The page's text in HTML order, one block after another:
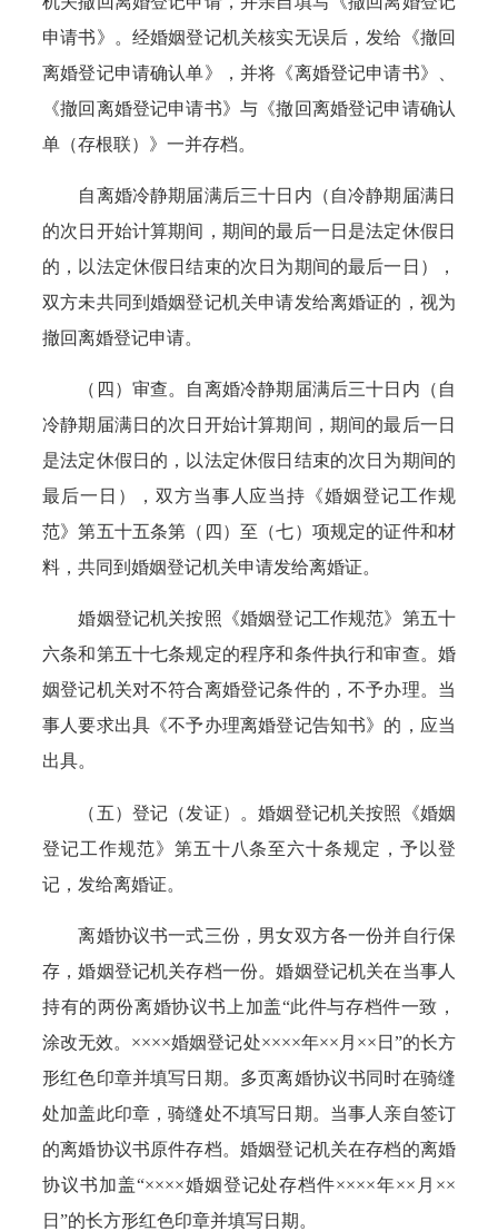
申请书》。经婚姻登记机关核实无误后，发给《撤回
离婚登记申请确认单》，并将《离婚登记申请书》、
《撤回离婚登记申请书》与《撤回离婚登记申请确认
单（存根联）》一并存档。
自离婚冷静期届满后三十日内（自冷静期届满日
的次日开始计算期间，期间的最后一日是法定休假日
的，以法定休假日结束的次日为期间的最后一日），
双方未共同到婚姻登记机关申请发给离婚证的，视为
撤回离婚登记申请。
（四）审查。自离婚冷静期届满后三十日内（自
冷静期届满日的次日开始计算期间，期间的最后一日
是法定休假日的，以法定休假日结束的次日为期间的
最后一日），双方当事人应当持《婚姻登记工作规
范》第五十五条第（四）至（七）项规定的证件和材
料，共同到婚姻登记机关申请发给离婚证。
婚姻登记机关按照《婚姻登记工作规范》第五十
六条和第五十七条规定的程序和条件执行和审查。婚
姻登记机关对不符合离婚登记条件的，不予办理。当
事人要求出具《不予办理离婚登记告知书》的，应当
出具。
（五）登记（发证）。婚姻登记机关按照《婚姻
登记工作规范》第五十八条至六十条规定，予以登
记，发给离婚证。
离婚协议书一式三份，男女双方各一份并自行保
存，婚姻登记机关存档一份。婚姻登记机关在当事人
持有的两份离婚协议书上加盖“此件与存档件一致，
涂改无效。××××婚姻登记处××××年××月××日”的长方
形红色印章并填写日期。多页离婚协议书同时在骑缝
处加盖此印章，骑缝处不填写日期。当事人亲自签订
的离婚协议书原件存档。婚姻登记机关在存档的离婚
协议书加盖“××××婚姻登记处存档件××××年××月××
日”的长方形红色印章并填写日期。